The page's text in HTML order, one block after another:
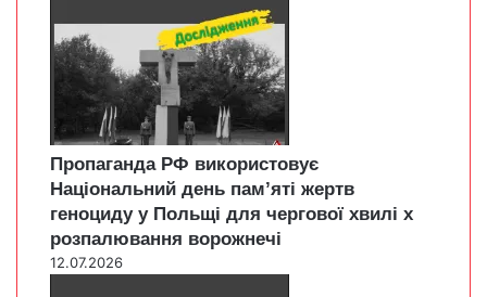
Пропаганда РФ використовує
Національний день пам’яті жертв
геноциду у Польщі для чергової хвилі х
розпалювання ворожнечі
12.07.2026